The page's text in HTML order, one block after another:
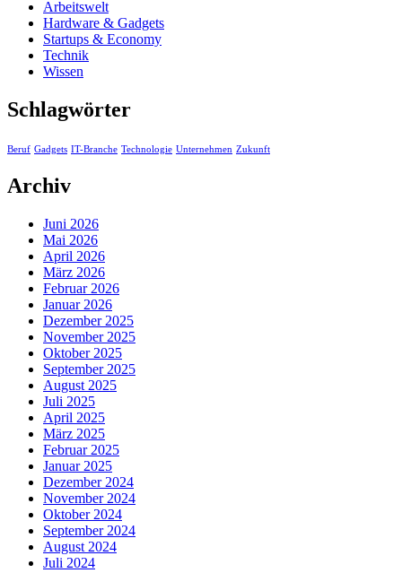
Arbeitswelt
Hardware & Gadgets
Startups & Economy
Technik
Wissen
Schlagwörter
Beruf Gadgets IT-Branche Technologie Unternehmen Zukunft
Archiv
Juni 2026
Mai 2026
April 2026
März 2026
Februar 2026
Januar 2026
Dezember 2025
November 2025
Oktober 2025
September 2025
August 2025
Juli 2025
April 2025
März 2025
Februar 2025
Januar 2025
Dezember 2024
November 2024
Oktober 2024
September 2024
August 2024
Juli 2024